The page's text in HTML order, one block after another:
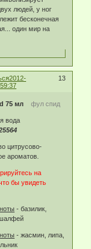
людей, у ног
бесконечная
один мир на
13
2012-
75 мл фул спид
вода
цитрусово-
ароматов.
на
бы увидеть
- базилик,
- жасмин, липа,